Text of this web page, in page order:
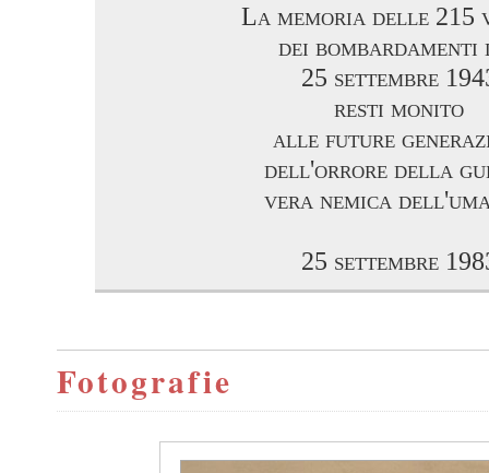
La memoria delle 215
dei bombardamenti
25 settembre
resti monito
alle future
dell'orrore della
vera nemica
25 settembre
Fotografie